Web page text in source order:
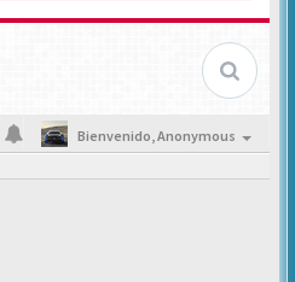
Bienvenido,Anonymous